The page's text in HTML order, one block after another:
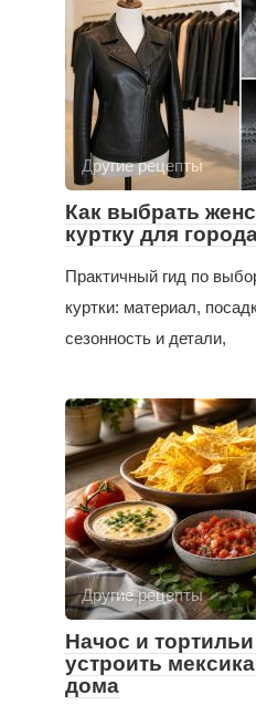
Другие рецепты
Как выбрать
куртку для
Практичный гид по
куртки: материал,
сезонность и детали,
Другие рецепты
Начос и
устроить
дома